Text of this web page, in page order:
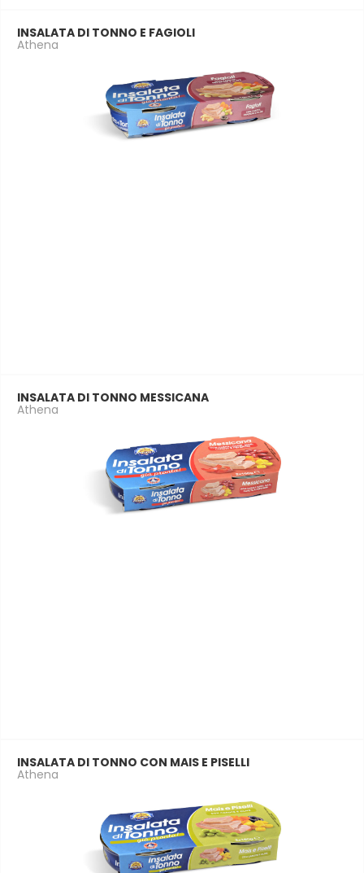
INSALATA DI TONNO E FAGIOLI
Athena
INSALATA DI TONNO MESSICANA
Athena
INSALATA DI TONNO CON MAIS E PISELLI
Athena